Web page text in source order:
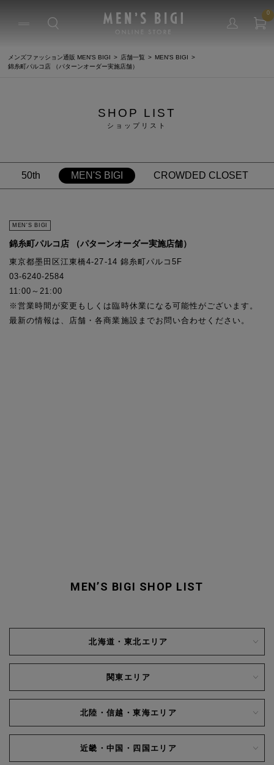
0
メンズファッション通販 MEN'S BIGI 店舗一覧
MEN'S BIGI
錦糸町パルコ店 （パターンオーダー実施店舗）
SHOP LIST
ショップリスト
50th MEN'S BIGI CROWDED CLOSET
MEN’S BIGI SHOP LIST
北海道・東北エリア
関東エリア
北陸・信越・東海エリア
近畿・中国・四国エリア
MEN'S BIGI
錦糸町パルコ店 （パターンオーダー実施店舗）
東京都墨田区江東橋4-27-14 錦糸町パルコ5F
03-6240-2584
11:00～21:00
※営業時間が変更もしくは臨時休業になる可能性がございます。
最新の情報は、店舗・各商業施設までお問い合わせください。